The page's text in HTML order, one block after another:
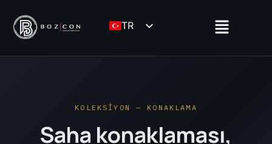
atla
Menü
TR
KOLEKSİYON — KONAKLAMA
Saha konaklaması,